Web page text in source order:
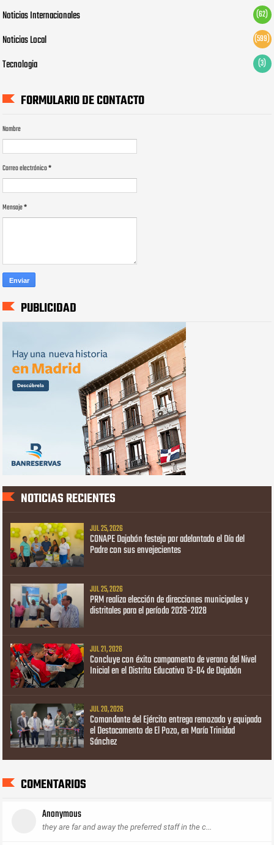
Noticias Internacionales (62)
Noticias Local (599)
Tecnologia (3)
FORMULARIO DE CONTACTO
Nombre
Correo electrónico*
Mensaje*
PUBLICIDAD
NOTICIAS RECIENTES
JUL 25, 2026
CONAPE Dajabón festeja por adelantado el Día del
Padre con sus envejecientes
JUL 25, 2026
PRM realiza elección de direcciones municipales y
distritales para el período 2026-2028
JUL 21, 2026
Concluye con éxito campamento de verano del Nivel
Inicial en el Distrito Educativo 13-04 de Dajabón
JUL 20, 2026
Comandante del Ejército entrega remozado y equipado
el Destacamento de El Pozo, en María Trinidad
Sánchez
COMENTARIOS
Anonymous
they are far and away the preferred staff in the c...